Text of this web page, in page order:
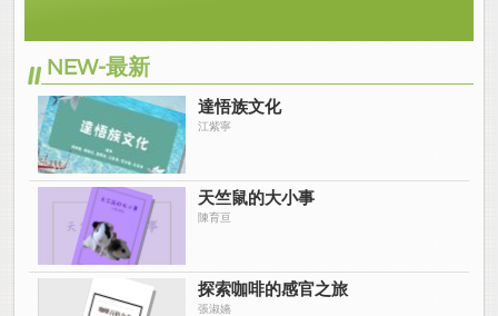
NEW-最新
達悟族文化
江紫寧
天竺鼠的大小事
陳育亘
探索咖啡的感官之旅
張淑嬿